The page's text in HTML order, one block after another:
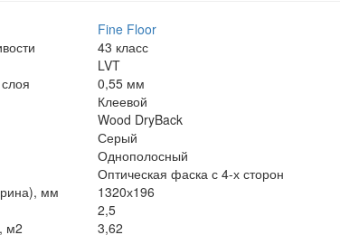
Fine Floor
43 класс
LVT
0,55 мм
Клеевой
Wood DryBack
Серый
Однополосный
Оптическая фаска с 4-х сторон
мм
1320х196
2,5
м2
3,62